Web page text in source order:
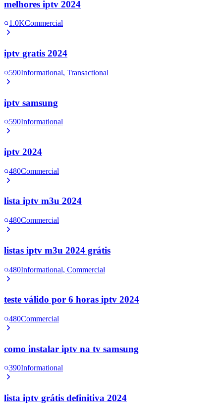
melhores iptv 2024
1.0KCommercial
iptv gratis 2024
590Informational, Transactional
iptv samsung
590Informational
iptv 2024
480Commercial
lista iptv m3u 2024
480Commercial
listas iptv m3u 2024 grátis
480Informational, Commercial
teste válido por 6 horas iptv 2024
480Commercial
como instalar iptv na tv samsung
390Informational
lista iptv grátis definitiva 2024